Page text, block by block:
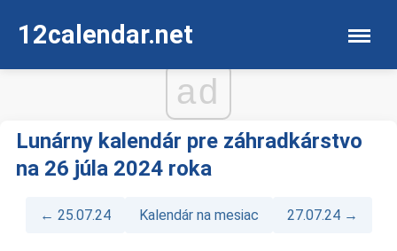
12calendar.net
ad
Lunárny kalendár pre záhradkárstvo
na 26 júla 2024 roka
← 25.07.24 Kalendár na mesiac 27.07.24 →